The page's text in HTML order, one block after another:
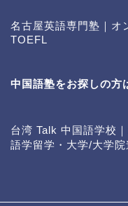
名古屋英語専門塾｜オ
TOEFL
中国語塾をお探しの方
台湾 Talk 中国語学校
語学留学・大学/大学院